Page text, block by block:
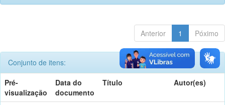
Anterior 1 Póximo
Conjunto de itens:
Pré-
visualização
Data do
documento
Título Autor(es)